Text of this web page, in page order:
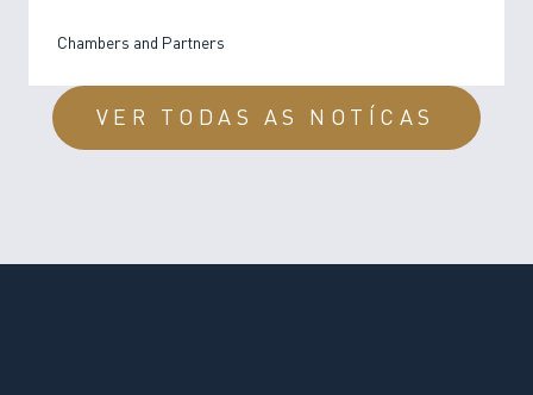
Chambers and Partners
VER TODAS AS NOTÍCAS